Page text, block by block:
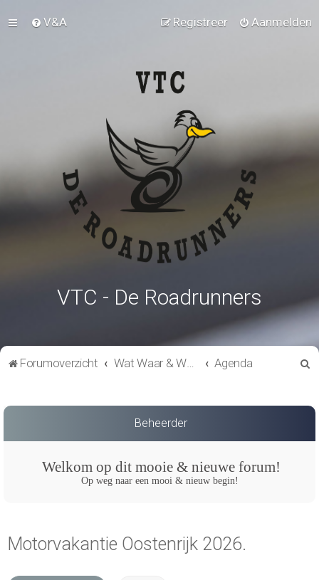
V&A Aanmelden
Registreer
VTC - De Roadrunners
Forumoverzicht Wat Waar & Wanneer Agenda
Beheerder
Welkom op dit mooie & nieuwe forum!
Op weg naar een mooi & nieuw begin!
Motorvakantie Oostenrijk 2026.